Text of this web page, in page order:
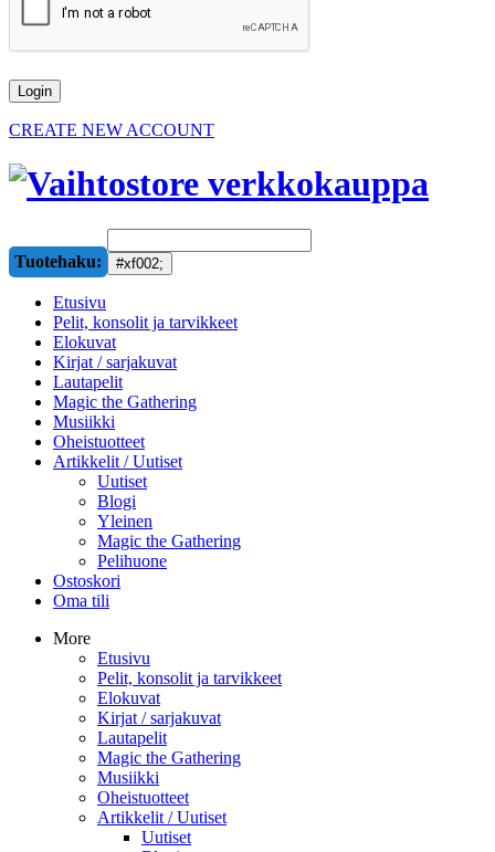
CREATE NEW ACCOUNT
Tuotehaku:
Etusivu
Pelit, konsolit ja tarvikkeet
Elokuvat
Kirjat / sarjakuvat
Lautapelit
Magic the Gathering
Musiikki
Oheistuotteet
Artikkelit / Uutiset
Uutiset
Blogi
Yleinen
Magic the Gathering
Pelihuone
Ostoskori
Oma tili
More
Etusivu
Pelit, konsolit ja tarvikkeet
Elokuvat
Kirjat / sarjakuvat
Lautapelit
Magic the Gathering
Musiikki
Oheistuotteet
Artikkelit / Uutiset
Uutiset